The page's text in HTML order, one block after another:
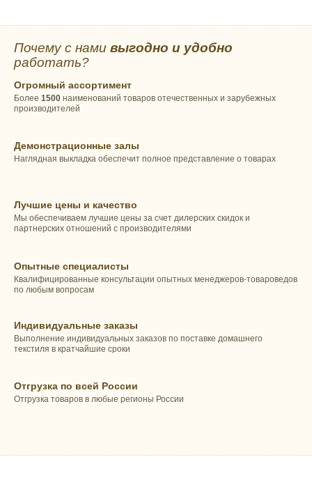
Почему с нами выгодно и удобно
работать?
Огромный ассортимент
Более 1500 наименований товаров отечественных и зарубежных
производителей
Демонстрационные залы
Наглядная выкладка обеспечит полное представление о товарах
Лучшие цены и качество
Мы обеспечиваем лучшие цены за счет дилерских скидок и
партнерских отношений с производителями
Опытные специалисты
Квалифицированные консультации опытных менеджеров-товароведов
по любым вопросам
Индивидуальные заказы
Выполнение индивидуальных заказов по поставке домашнего
текстиля в кратчайшие сроки
Отгрузка по всей России
Отгрузка товаров в любые регионы России